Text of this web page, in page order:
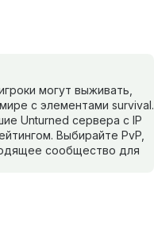
могут выживать,
с элементами survival.
Unturned сервера с IP
Выбирайте PvP,
сообщество для